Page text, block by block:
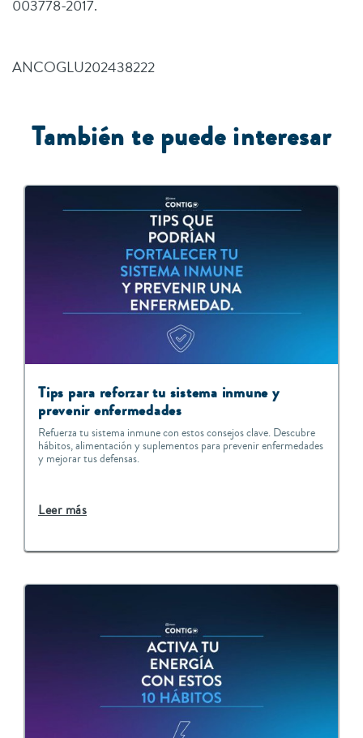
003778-2017.
ANCOGLU202438222
También te puede interesar
Tips para reforzar tu sistema inmune y
prevenir enfermedades
Refuerza tu sistema inmune con estos consejos clave. Descubre
hábitos, alimentación y suplementos para prevenir enfermedades
y mejorar tus defensas.
Leer más